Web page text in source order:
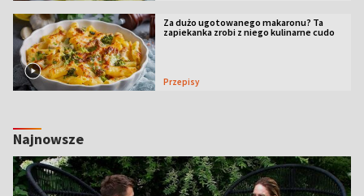
Za dużo ugotowanego makaronu? Ta
zapiekanka zrobi z niego kulinarne cudo
Przepisy
Najnowsze